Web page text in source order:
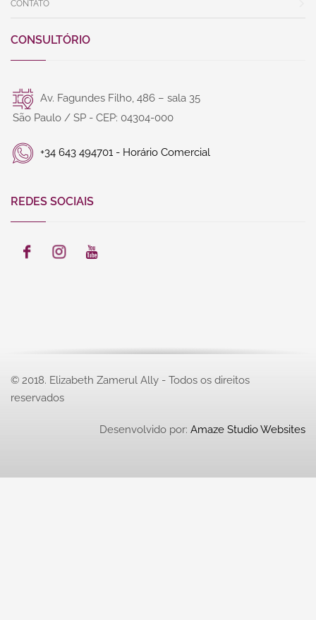
CONTATO
CONSULTÓRIO
Av. Fagundes Filho, 486 – sala 35
São Paulo / SP - CEP: 04304-000
+34 643 494701 - Horário Comercial
REDES SOCIAIS
© 2018. Elizabeth Zamerul Ally - Todos os direitos
reservados
Desenvolvido por: Amaze Studio Websites